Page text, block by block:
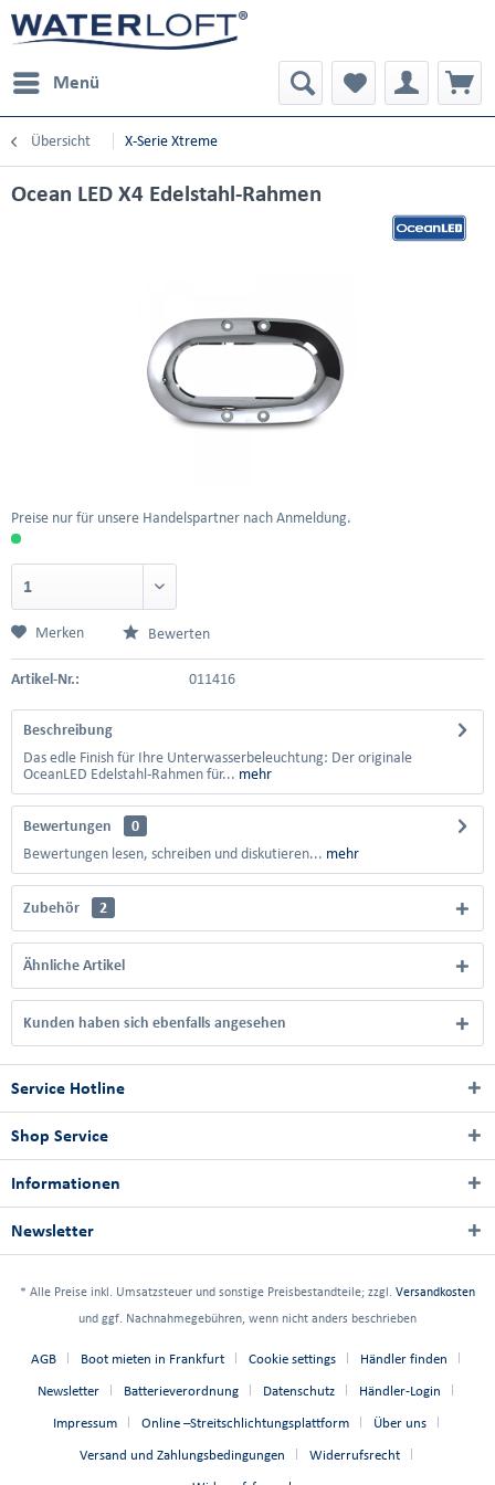
Menü
Übersicht X-Serie Xtreme
Ocean LED X4 Edelstahl-Rahmen
Preise nur für unsere Handelspartner nach Anmeldung.
Merken Bewerten
Artikel-Nr.: 011416
Beschreibung
Das edle Finish für Ihre Unterwasserbeleuchtung: Der originale
OceanLED Edelstahl-Rahmen für... mehr
Bewertungen
0
Bewertungen lesen, schreiben und diskutieren... mehr
Zubehör 2
Ähnliche Artikel
Kunden haben sich ebenfalls angesehen
Service Hotline
Shop Service
Informationen
Newsletter
* Alle Preise inkl. Umsatzsteuer und sonstige Preisbestandteile; zzgl. Versandkosten
und ggf. Nachnahmegebühren, wenn nicht anders beschrieben
AGB Boot mieten in Frankfurt Cookie settings Händler finden
Newsletter Batterieverordnung Datenschutz Händler-Login
Impressum Online –Streitschlichtungsplattform Über uns
Versand und Zahlungsbedingungen Widerrufsrecht